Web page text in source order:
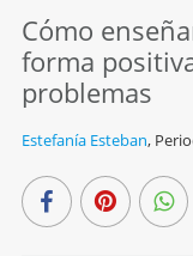
Cómo
forma
problemas
Estefanía Esteban,